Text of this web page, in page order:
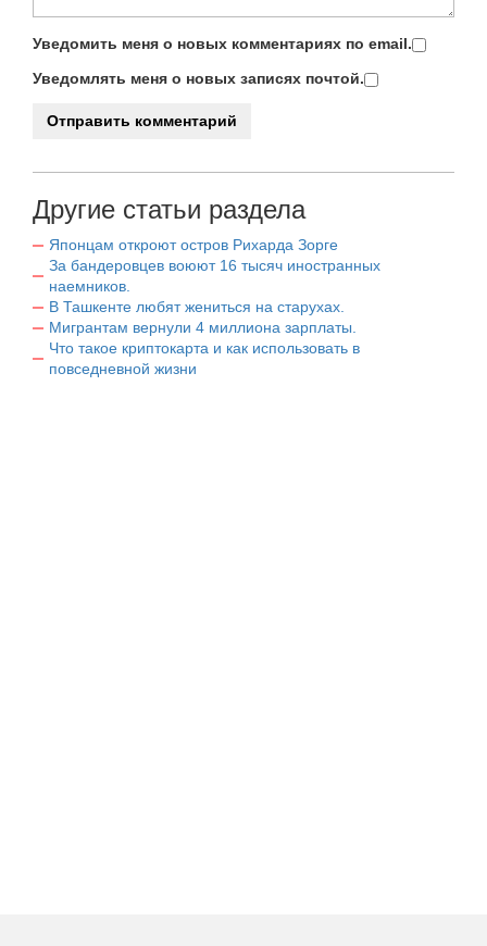
Уведомить меня о новых комментариях по email.
Уведомлять меня о новых записях почтой.
Другие статьи раздела
Японцам откроют остров Рихарда Зорге
За бандеровцев воюют 16 тысяч иностранных
наемников.
В Ташкенте любят жениться на старухах.
Мигрантам вернули 4 миллиона зарплаты.
Что такое криптокарта и как использовать в
повседневной жизни